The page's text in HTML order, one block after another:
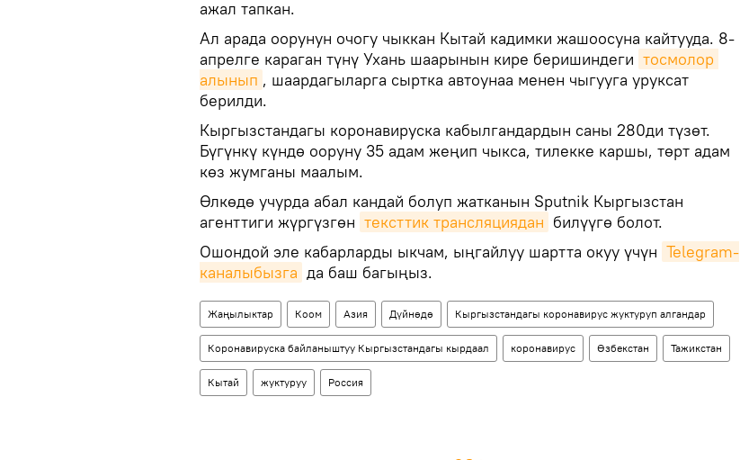
ажал тапкан.
Ал арада оорунун очогу чыккан Кытай кадимки жашоосуна кайтууда. 8-
апрелге караган түнү Ухань шаарынын кире беришиндеги тосмолор
алынып , шаардагыларга сыртка автоунаа менен чыгууга уруксат
берилди.
Кыргызстандагы коронавируска кабылгандардын саны 280ди түзөт.
Бүгүнкү күндө ооруну 35 адам жеңип чыкса, тилекке каршы, төрт адам
көз жумганы маалым.
Өлкөдө учурда абал кандай болуп жатканын Sputnik Кыргызстан
агенттиги жүргүзгөн тексттик трансляциядан билүүгө болот.
Ошондой эле кабарларды ыкчам, ыңгайлуу шартта окуу үчүн Telegram-
каналыбызга да баш багыңыз.
Жаңылыктар Коом Азия Дүйнөдө Кыргызстандагы коронавирус жуктуруп алгандар
Коронавируска байланыштуу Кыргызстандагы кырдаал коронавирус Өзбекстан Тажикстан
Кытай жуктуруу Россия